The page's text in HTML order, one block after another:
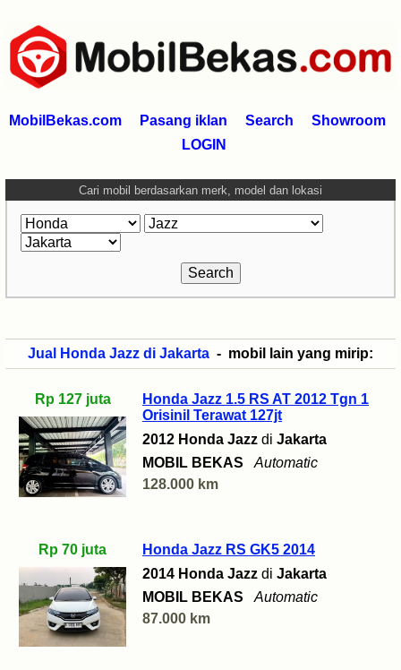
MobilBekas.com Pasang iklan Search
Showroom
LOGIN
Cari mobil berdasarkan merk, model dan lokasi
Jual Honda Jazz di Jakarta - mobil lain yang mirip:
Rp 127 juta
Honda Jazz 1.5 RS AT 2012 Tgn 1
Orisinil Terawat 127jt
2012 Honda Jazz di Jakarta
MOBIL BEKAS
Automatic
128.000 km
Rp 70 juta
Honda Jazz RS GK5 2014
2014 Honda Jazz di Jakarta
MOBIL BEKAS
Automatic
87.000 km